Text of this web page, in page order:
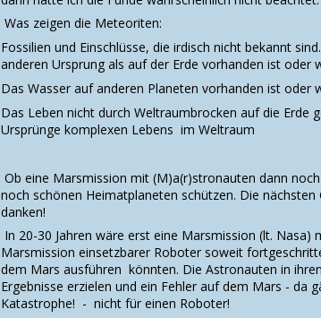
Was zeigen die Meteoriten:
Fossilien und Einschlüsse, die irdisch nicht bekannt
anderen Ursprung als auf der Erde vorhanden ist oder
Das Wasser auf anderen Planeten vorhanden ist oder
Das Leben nicht durch Weltraumbrocken auf die Erde
Ursprünge komplexen Lebens im Weltraum
Ob eine Marsmission mit (M)a(r)stronauten dann
noch schönen Heimatplaneten schützen. Die
danken!
In 20-30 Jahren wäre erst eine Marsmission (lt. Nasa)
Marsmission einsetzbarer Roboter soweit
dem Mars ausführen könnten. Die Astronauten in
Ergebnisse erzielen und ein Fehler auf dem Mars - da
Katastrophe! - nicht für einen Roboter!